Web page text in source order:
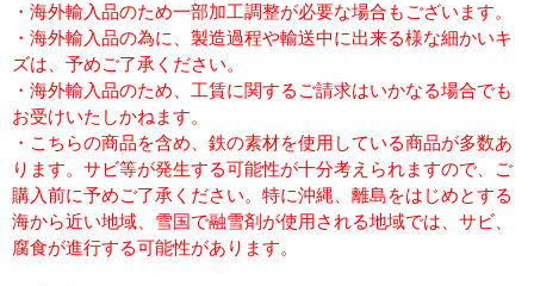
・海外輸入品のため一部加工調整が必要な場合もございます。
・海外輸入品の為に、製造過程や輸送中に出来る様な細かいキ
ズは、予めご了承ください。
・海外輸入品のため、工賃に関するご請求はいかなる場合でも
お受けいたしかねます。
・こちらの商品を含め、鉄の素材を使用している商品が多数あ
ります。サビ等が発生する可能性が十分考えられますので、ご
購入前に予めご了承ください。特に沖縄、離島をはじめとする
海から近い地域、雪国で融雪剤が使用される地域では、サビ、
腐食が進行する可能性があります。